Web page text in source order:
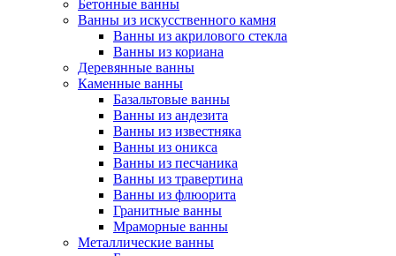
Бетонные ванны
Ванны из искусственного камня
Ванны из акрилового стекла
Ванны из кориана
Деревянные ванны
Каменные ванны
Базальтовые ванны
Ванны из андезита
Ванны из известняка
Ванны из оникса
Ванны из песчаника
Ванны из травертина
Ванны из флюорита
Гранитные ванны
Мраморные ванны
Металлические ванны